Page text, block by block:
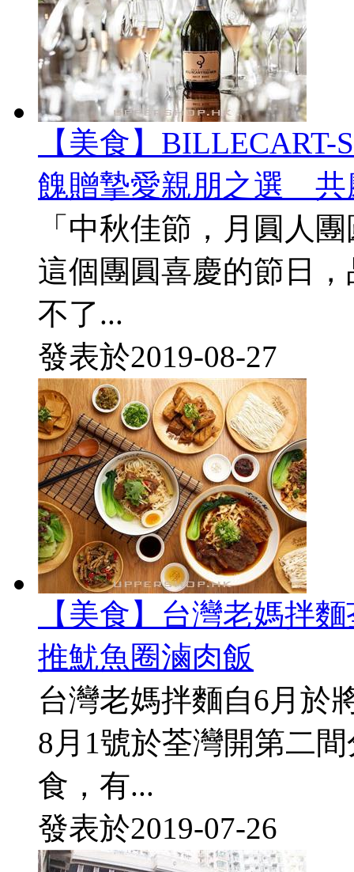
【美食】
餽贈摯愛親朋之選 共
「中秋佳節，月圓人
這個團圓喜慶的節日
不了...
發表於2019-08-27
【美食】台灣老媽拌
推魷魚圈滷肉飯
台灣老媽拌麵自6月於
8月1號於荃灣開第二
食，有...
發表於2019-07-26